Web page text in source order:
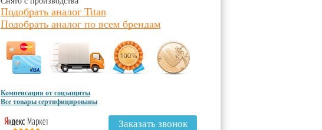
Подобрать аналог Titan
Подобрать аналог по всем брендам
Компенсация от соцзащиты
Все товары сертифицированы
Заказать звонок